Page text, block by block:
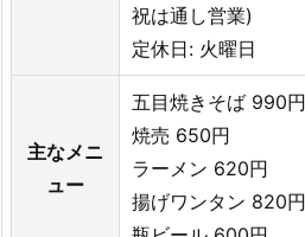
祝は通し営業)
定休日: 火曜日
主なメニ
ュー
五目焼きそば 990円
焼売 650円
ラーメン 620円
揚げワンタン 820円